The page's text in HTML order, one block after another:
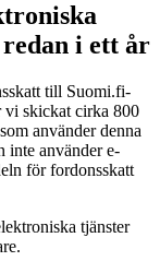
i ett år
till Suomi.fi-
vi skickat cirka 800
använder denna
inte använder e-
för fordonsskatt
tjänster